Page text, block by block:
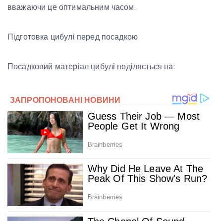
вважаючи це оптимальним часом.
Підготовка цибулі перед посадкою
Посадковий матеріал цибулі поділяється на: